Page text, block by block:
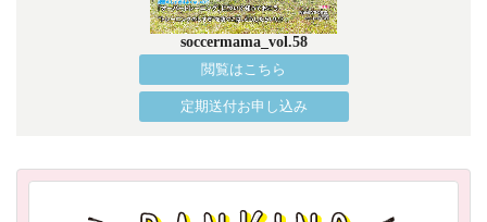
soccermama_vol.58
閲覧はこちら
定期送付お申し込み